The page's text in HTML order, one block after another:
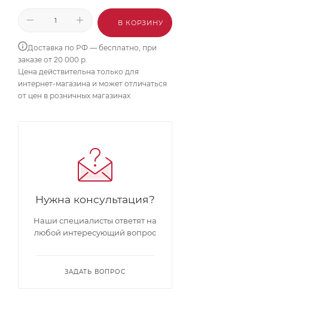
В КОРЗИНУ
Доставка по РФ — бесплатно, при
заказе от 20 000 р.
Цена действительна только для
интернет-магазина и может отличаться
от цен в розничных магазинах
Нужна консультация?
Наши специалисты ответят на
любой интересующий вопрос
ЗАДАТЬ ВОПРОС